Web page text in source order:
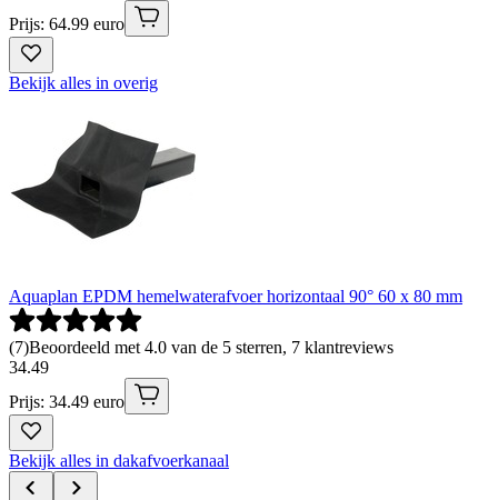
Prijs: 64.99 euro
Bekijk alles in overig
Aquaplan EPDM hemelwaterafvoer horizontaal 90° 60 x 80 mm
(7)Beoordeeld met 4.0 van de 5 sterren, 7 klantreviews
34.49
Prijs: 34.49 euro
Bekijk alles in dakafvoerkanaal